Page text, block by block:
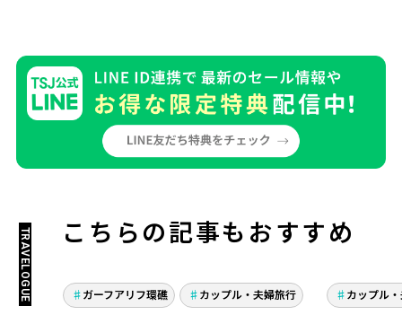
こちらの記事もおすすめ
TRAVELOGUE
へ！これまでのシュノー
ガーフアリフ環礁 カップル・夫婦旅行
て！
カップル